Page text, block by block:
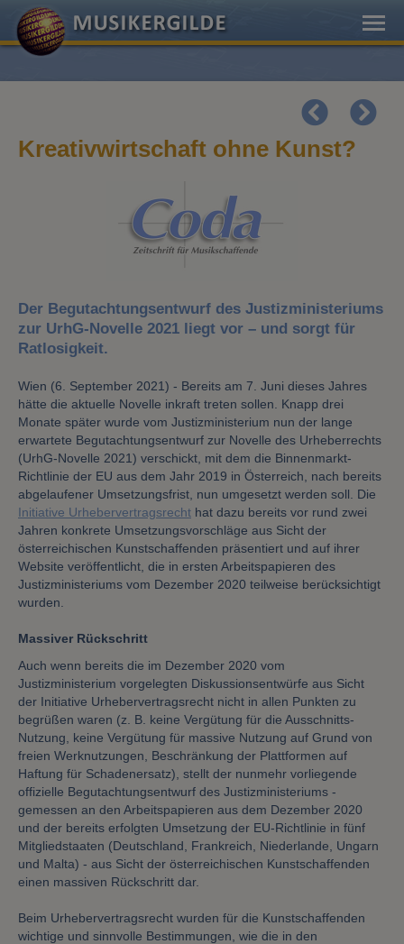
Kreativwirtschaft ohne Kunst?
Der Begutachtungsentwurf des Justizministeriums
zur UrhG-Novelle 2021 liegt vor – und sorgt für
Ratlosigkeit.
Wien (6. September 2021) - Bereits am 7. Juni dieses Jahres
hätte die aktuelle Novelle inkraft treten sollen. Knapp drei
Monate später wurde vom Justizministerium nun der lange
erwartete Begutachtungsentwurf zur Novelle des Urheberrechts
(UrhG-Novelle 2021) verschickt, mit dem die Binnenmarkt-
Richtlinie der EU aus dem Jahr 2019 in Österreich, nach bereits
abgelaufener Umsetzungsfrist, nun umgesetzt werden soll. Die
Initiative Urhebervertragsrecht hat dazu bereits vor rund zwei
Jahren konkrete Umsetzungsvorschläge aus Sicht der
österreichischen Kunstschaffenden präsentiert und auf ihrer
Website veröffentlicht, die in ersten Arbeitspapieren des
Justizministeriums vom Dezember 2020 teilweise berücksichtigt
wurden.
Massiver Rückschritt
Auch wenn bereits die im Dezember 2020 vom
Justizministerium vorgelegten Diskussionsentwürfe aus Sicht
der Initiative Urhebervertragsrecht nicht in allen Punkten zu
begrüßen waren (z. B. keine Vergütung für die Ausschnitts-
Nutzung, keine Vergütung für massive Nutzung auf Grund von
freien Werknutzungen, Beschränkung der Plattformen auf
Haftung für Schadenersatz), stellt der nunmehr vorliegende
offizielle Begutachtungsentwurf des Justizministeriums -
gemessen an den Arbeitspapieren aus dem Dezember 2020
und der bereits erfolgten Umsetzung der EU-Richtlinie in fünf
Mitgliedstaaten (Deutschland, Frankreich, Niederlande, Ungarn
und Malta) - aus Sicht der österreichischen Kunstschaffenden
einen massiven Rückschritt dar.
Beim Urhebervertragsrecht wurden für die Kunstschaffenden
wichtige und sinnvolle Bestimmungen, wie die in den